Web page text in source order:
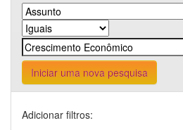
Iniciar uma nova pesquisa
Adicionar filtros: